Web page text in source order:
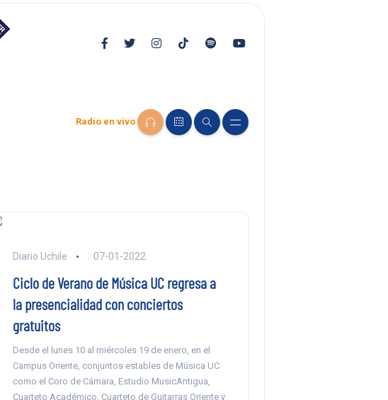
Radio en vivo
Diario Uchile 07-01-2022
Ciclo de Verano de Música UC regresa a
la presencialidad con conciertos
gratuitos
Desde el lunes 10 al miércoles 19 de enero, en el
Campus Oriente, conjuntos estables de Música UC
como el Coro de Cámara, Estudio MusicAntigua,
Cuarteto Académico, Cuarteto de Guitarras Oriente y